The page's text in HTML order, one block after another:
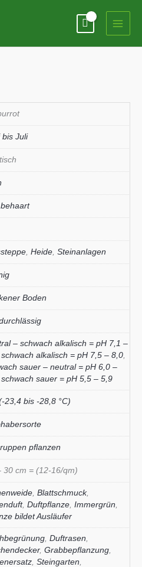
bis Juli
Heide Steinanlagen
Boden
– schwach alkalisch = pH 7,1 –
schwach alkalisch = pH 7,5 – 8,0
sauer – neutral = pH 6,0 –
schwach sauer = pH 5,5 – 5,9
23,4 bis -28,8 °C)
pflanzen
30 cm = (12-16/qm)
Blattschmuck,
, Duftpflanze Immergrün
bildet Ausläufer
Duftrasen
, Grabbepflanzung
Steingarten